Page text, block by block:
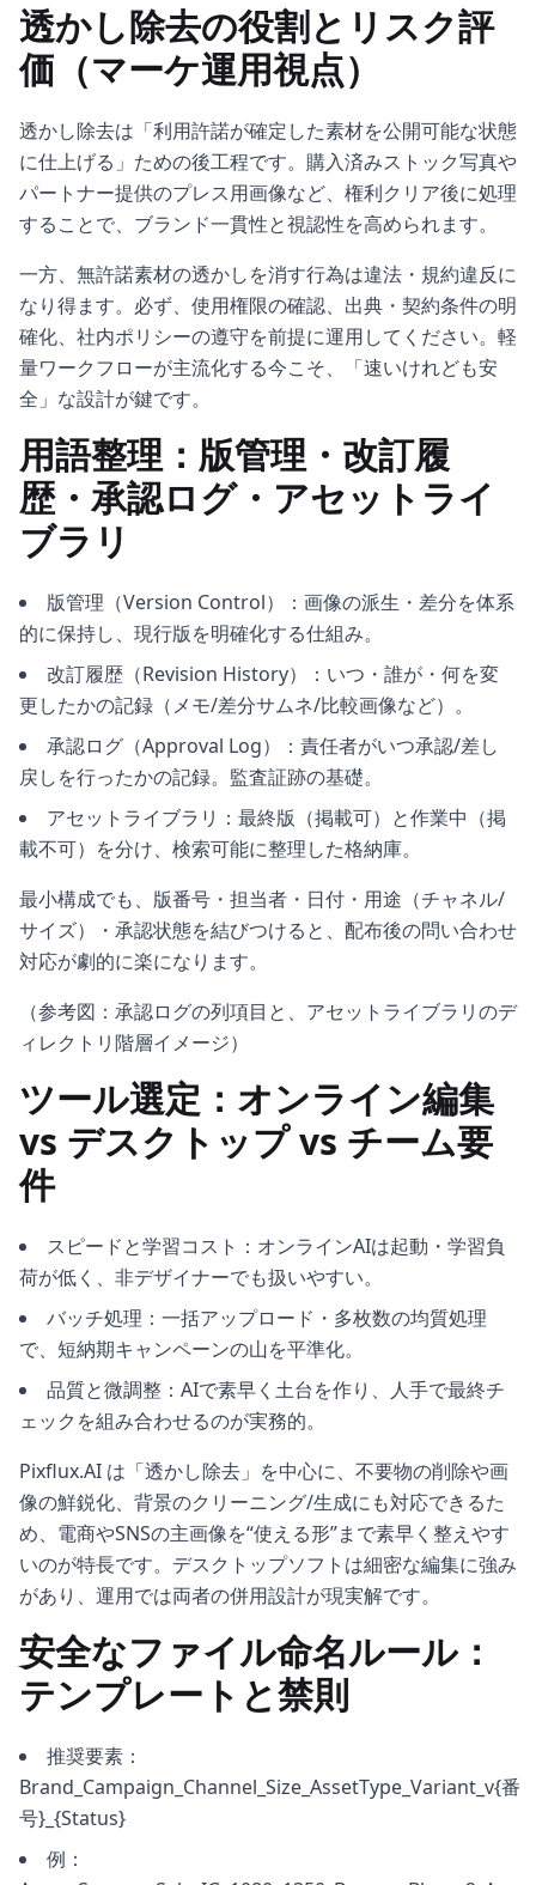
透かし除去の役割とリスク評
価（マーケ運用視点）
透かし除去は「利用許諾が確定した素材を公開可能な状態
に仕上げる」ための後工程です。購入済みストック写真や
パートナー提供のプレス用画像など、権利クリア後に処理
することで、ブランド一貫性と視認性を高められます。
一方、無許諾素材の透かしを消す行為は違法・規約違反に
なり得ます。必ず、使用権限の確認、出典・契約条件の明
確化、社内ポリシーの遵守を前提に運用してください。軽
量ワークフローが主流化する今こそ、「速いけれども安
全」な設計が鍵です。
用語整理：版管理・改訂履
歴・承認ログ・アセットライ
ブラリ
版管理（Version Control）：画像の派生・差分を体系
的に保持し、現行版を明確化する仕組み。
改訂履歴（Revision History）：いつ・誰が・何を変
更したかの記録（メモ/差分サムネ/比較画像など）。
承認ログ（Approval Log）：責任者がいつ承認/差し
戻しを行ったかの記録。監査証跡の基礎。
アセットライブラリ：最終版（掲載可）と作業中（掲
載不可）を分け、検索可能に整理した格納庫。
最小構成でも、版番号・担当者・日付・用途（チャネル/
サイズ）・承認状態を結びつけると、配布後の問い合わせ
対応が劇的に楽になります。
（参考図：承認ログの列項目と、アセットライブラリのデ
ィレクトリ階層イメージ）
ツール選定：オンライン編集
vs デスクトップ vs チーム要
件
スピードと学習コスト：オンラインAIは起動・学習負
荷が低く、非デザイナーでも扱いやすい。
バッチ処理：一括アップロード・多枚数の均質処理
で、短納期キャンペーンの山を平準化。
品質と微調整：AIで素早く土台を作り、人手で最終チ
ェックを組み合わせるのが実務的。
Pixflux.AI は「透かし除去」を中心に、不要物の削除や画
像の鮮鋭化、背景のクリーニング/生成にも対応できるた
め、電商やSNSの主画像を“使える形”まで素早く整えやす
いのが特長です。デスクトップソフトは細密な編集に強み
があり、運用では両者の併用設計が現実解です。
安全なファイル命名ルール：
テンプレートと禁則
推奨要素：
Brand_Campaign_Channel_Size_AssetType_Variant_v{番
号}_{Status}
例：